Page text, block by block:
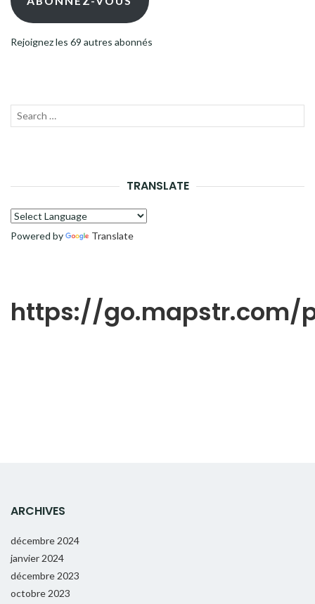
Rejoignez les 69 autres abonnés
Recherche
TRANSLATE
Powered by Translate
https://go.mapstr.com/
ARCHIVES
décembre 2024
janvier 2024
décembre 2023
octobre 2023